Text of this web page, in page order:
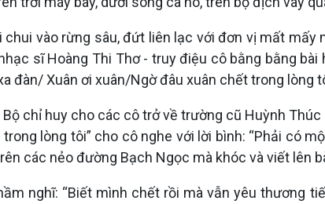
vào rừng sâu, đứt liên lạc với đơn vị mất
sĩ Hoàng Thi Thơ - truy điệu cô bằng bằng
đàn/ Xuân ơi xuân/Ngờ đâu xuân chết trong lòng
chỉ huy cho các cô trở về trường cũ Huỳnh
lòng tôi” cho cô nghe với lời bình: “Phải có
các nẻo đường Bạch Ngọc mà khóc và viết lên
nghĩ: “Biết mình chết rồi mà vẫn yêu thương